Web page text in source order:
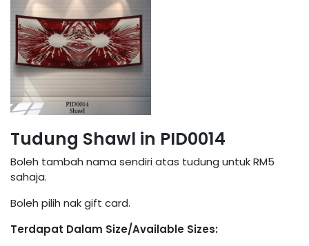
Tudung Shawl in PID0014
Boleh tambah nama sendiri atas tudung untuk RM5
sahaja.
Boleh pilih nak gift card.
Terdapat Dalam Size/Available Sizes: